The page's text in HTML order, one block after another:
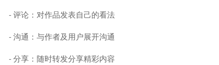
- 评论：对作品发表自己的看法
- 沟通：与作者及用户展开沟通
- 分享：随时转发分享精彩内容